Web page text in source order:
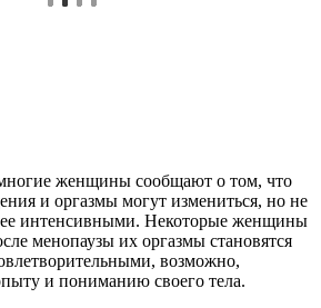
женщины сообщают о том, что
и оргазмы могут измениться, но не
интенсивными. Некоторые женщины
менопаузы их оргазмы становятся
возможно,
и пониманию своего тела.